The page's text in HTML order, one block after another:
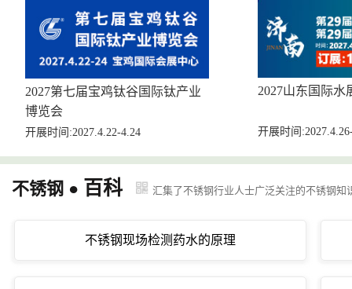
2027第七届宝鸡钛谷国际钛产业
博览会
开展时间:2027.4.22-4.24
2027山东国际水
开展时间
不锈钢 ● 百科 汇集了不锈钢行业人士广泛关注的不锈钢
不锈钢现场检测药水的原理